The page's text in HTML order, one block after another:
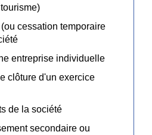
cessation temporaire
entreprise individuelle
clôture d'un exercice
de la société
secondaire ou